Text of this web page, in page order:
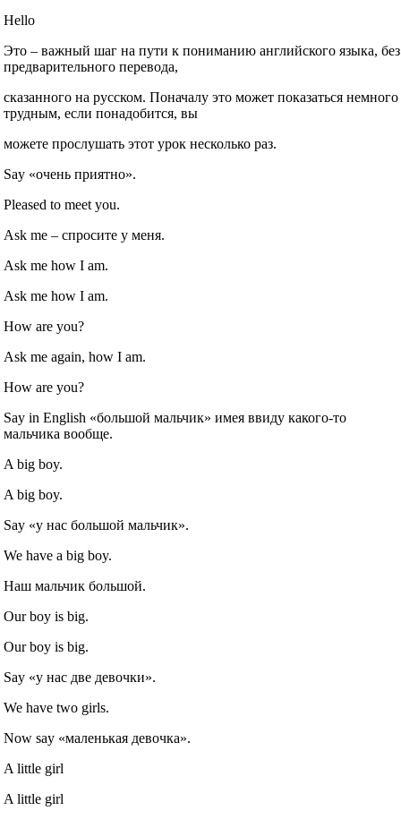
Hello
Это – важный шаг на пути к пониманию английского языка, без
предварительного перевода,
сказанного на русском. Поначалу это может показаться немного
трудным, если понадобится, вы
можете прослушать этот урок несколько раз.
Say «очень приятно».
Pleased to meet you.
Ask me – спросите у меня.
Ask me how I am.
Ask me how I am.
How are you?
Ask me again, how I am.
How are you?
Say in English «большой мальчик» имея ввиду какого‐то
мальчика вообще.
A big boy.
A big boy.
Say «у нас большой мальчик».
We have a big boy.
Наш мальчик большой.
Our boy is big.
Our boy is big.
Say «у нас две девочки».
We have two girls.
Now say «маленькая девочка».
A little girl
A little girl